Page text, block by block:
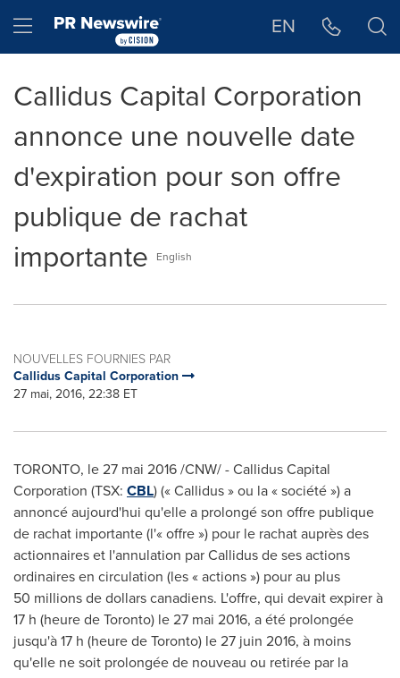
Hamburger menu EN
Callidus Capital Corporation
annonce une nouvelle date
d'expiration pour son offre
publique de rachat
importante
English
NOUVELLES FOURNIES PAR
Callidus Capital Corporation
27 mai, 2016, 22:38 ET
TORONTO, le 27 mai 2016 /CNW/ - Callidus Capital
Corporation (TSX: CBL) (« Callidus » ou la « société ») a
annoncé aujourd'hui qu'elle a prolongé son offre publique
de rachat importante (l'« offre ») pour le rachat auprès des
actionnaires et l'annulation par Callidus de ses actions
ordinaires en circulation (les « actions ») pour au plus
50 millions de dollars canadiens. L'offre, qui devait expirer à
17 h (heure deToronto) le 27 mai 2016, a été prolongée
jusqu'à 17 h (heure deToronto) le 27 juin 2016, à moins
qu'elle ne soit prolongée de nouveau ou retirée par la